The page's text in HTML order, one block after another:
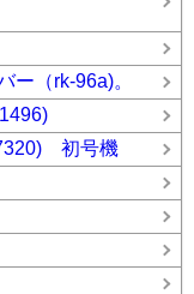
（rk-96a)。
初号機